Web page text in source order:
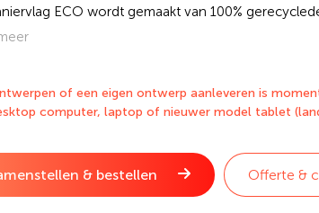
ECO wordt gemaakt van 100%
Door het nieuwe digitale printproces heb jij
of een eigen ontwerp aanleveren is
computer, laptop of nieuwer model tablet
& bestellen Offerte &